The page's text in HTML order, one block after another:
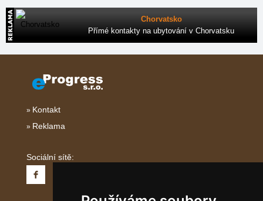
Chorvatsko
Přímé kontakty na ubytování v Chorvatsku
Kontakt
Reklama
Sociální sítě: